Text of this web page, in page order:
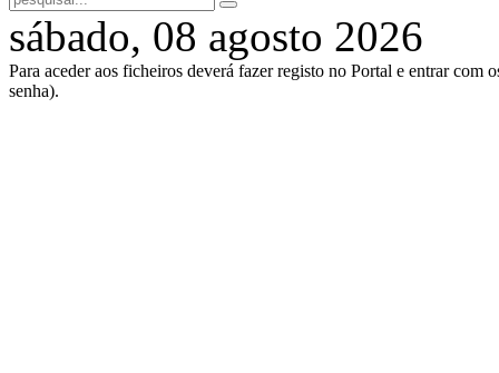
sábado, 08 agosto 2026
Para aceder aos ficheiros deverá fazer registo no Portal e entrar com
senha).